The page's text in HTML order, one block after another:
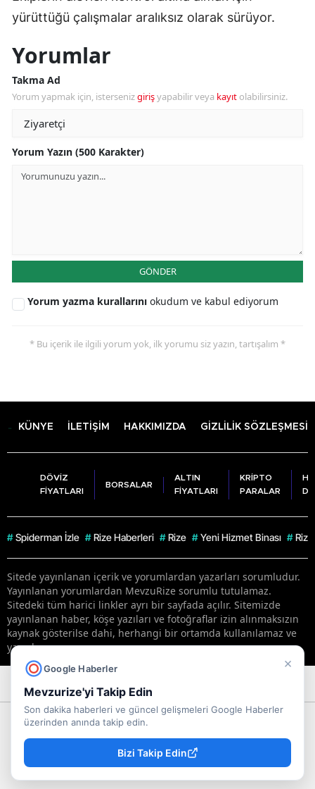
×
Google Haberler
Mevzurize'yi Takip Edin
Son dakika haberleri ve güncel gelişmeleri Google Haberler
üzerinden anında takip edin.
Bizi Takip Edin
yürüttüğü çalışmalar aralıksız olarak sürüyor.
Yorumlar
Takma Ad
Yorum yapmak için, istersenizgirişyapabilir veya kayıt olabilirsiniz.
Yorum Yazın (500 Karakter)
GÖNDER
Yorum yazma kurallarını okudum ve kabul ediyorum
* Bu içerik ile ilgili yorum yok, ilk yorumu siz yazın, tartışalım *
KÜNYE İLETİŞİM HAKKIMIZDA GİZLİLİK SÖZLEŞMESİ
DÖVİZ
FİYATLARI
BORSALAR
ALTIN
FİYATLARI
KRİPTO
PARALAR
# Spiderman İzle # Rize Haberleri # Rize # Yeni Hizmet Binası #
Sitede yayınlanan içerik ve yorumlardan yazarları sorumludur.
Yayınlanan yorumlardan MevzuRize sorumlu tutulamaz.
Sitedeki tüm harici linkler ayrı bir sayfada açılır. Sitemizde
yayınlanan haber, köşe yazıları ve fotoğraflar izin alınmaksızın
kaynak gösterilse dahi, herhangi bir ortamda kullanılamaz ve
yayınlanamaz